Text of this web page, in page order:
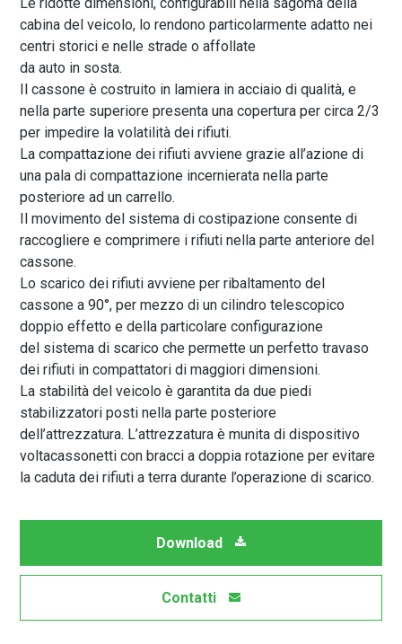
cabina del veicolo, lo rendono particolarmente adatto nei
centri storici e nelle strade o affollate
da auto in sosta.
Il cassone è costruito in lamiera in acciaio di qualità, e
nella parte superiore presenta una copertura per circa 2/3
per impedire la volatilità dei rifiuti.
La compattazione dei rifiuti avviene grazie all’azione di
una pala di compattazione incernierata nella parte
posteriore ad un carrello.
Il movimento del sistema di costipazione consente di
raccogliere e comprimere i rifiuti nella parte anteriore del
cassone.
Lo scarico dei rifiuti avviene per ribaltamento del
cassone a 90°, per mezzo di un cilindro telescopico
doppio effetto e della particolare configurazione
del sistema di scarico che permette un perfetto travaso
dei rifiuti in compattatori di maggiori dimensioni.
La stabilità del veicolo è garantita da due piedi
stabilizzatori posti nella parte posteriore
dell’attrezzatura. L’attrezzatura è munita di dispositivo
voltacassonetti con bracci a doppia rotazione per evitare
la caduta dei rifiuti a terra durante l’operazione di scarico.
Download
Contatti